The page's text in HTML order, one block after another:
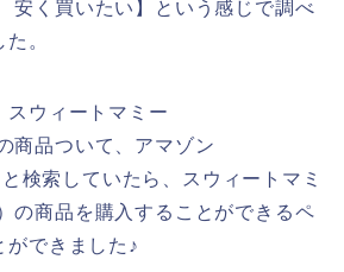
安く買いたい】という感じで調べ
。
スウィートマミー
商品ついて、アマゾン
検索していたら、スウィートマミ
の商品を購入することができるペ
ができました♪